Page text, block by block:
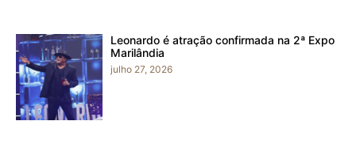
Leonardo é atração confirmada na 2ª Expo
Marilândia
julho 27, 2026